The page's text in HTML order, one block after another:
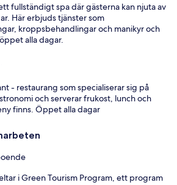
fullständigt spa där gästerna kan njuta av
Här erbjuds tjänster som
kroppsbehandlingar och manikyr och
alla dagar.
- restaurang som specialiserar sig på
och serverar frukost, lunch och
finns. Öppet alla dagar
i Green Tourism Program, ett program